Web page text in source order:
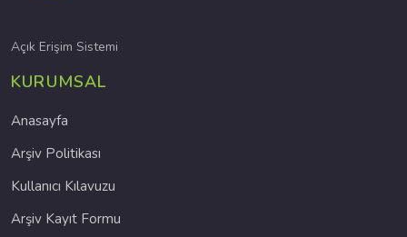
Açık Erişim Sistemi
KURUMSAL
Anasayfa
Arşiv Politikası
Kullanıcı Kılavuzu
Arşiv Kayıt Formu